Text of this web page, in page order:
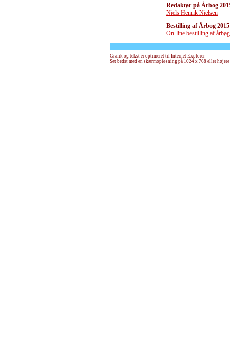
Redaktør på Årbog
Niels Henrik Nielsen
Bestilling af Årbog
On-line bestilling af
Grafik og tekst er optimeret til Internet Explorer
Set bedst med en skærmopløsning på 1024 x 768 eller højere